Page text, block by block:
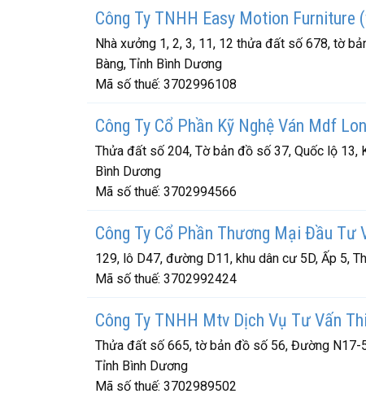
Công Ty TNHH Easy Motion Furniture
Nhà xưởng 1, 2, 3, 11, 12 thửa đất số 678, tờ
Bàng, Tỉnh Bình Dương
Mã số thuế: 3702996108
Công Ty Cổ Phần Kỹ Nghệ Ván Mdf
Thửa đất số 204, Tờ bản đồ số 37, Quốc lộ 13,
Bình Dương
Mã số thuế: 3702994566
Công Ty Cổ Phần Thương Mại Đầu Tư
129, lô D47, đường D11, khu dân cư 5D, Ấp 5,
Mã số thuế: 3702992424
Công Ty TNHH Mtv Dịch Vụ Tư Vấn
Thửa đất số 665, tờ bản đồ số 56, Đường N17-
Tỉnh Bình Dương
Mã số thuế: 3702989502